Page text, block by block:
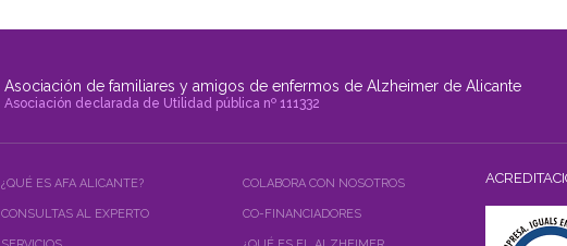
Asociación de familiares y amigos de enfermos de Alzheimer de Alicante
Asociación declarada de Utilidad pública nº 111332
¿QUÉ ES AFA ALICANTE?
CONSULTAS AL EXPERTO
COLABORA CON NOSOTROS
CO-FINANCIADORES